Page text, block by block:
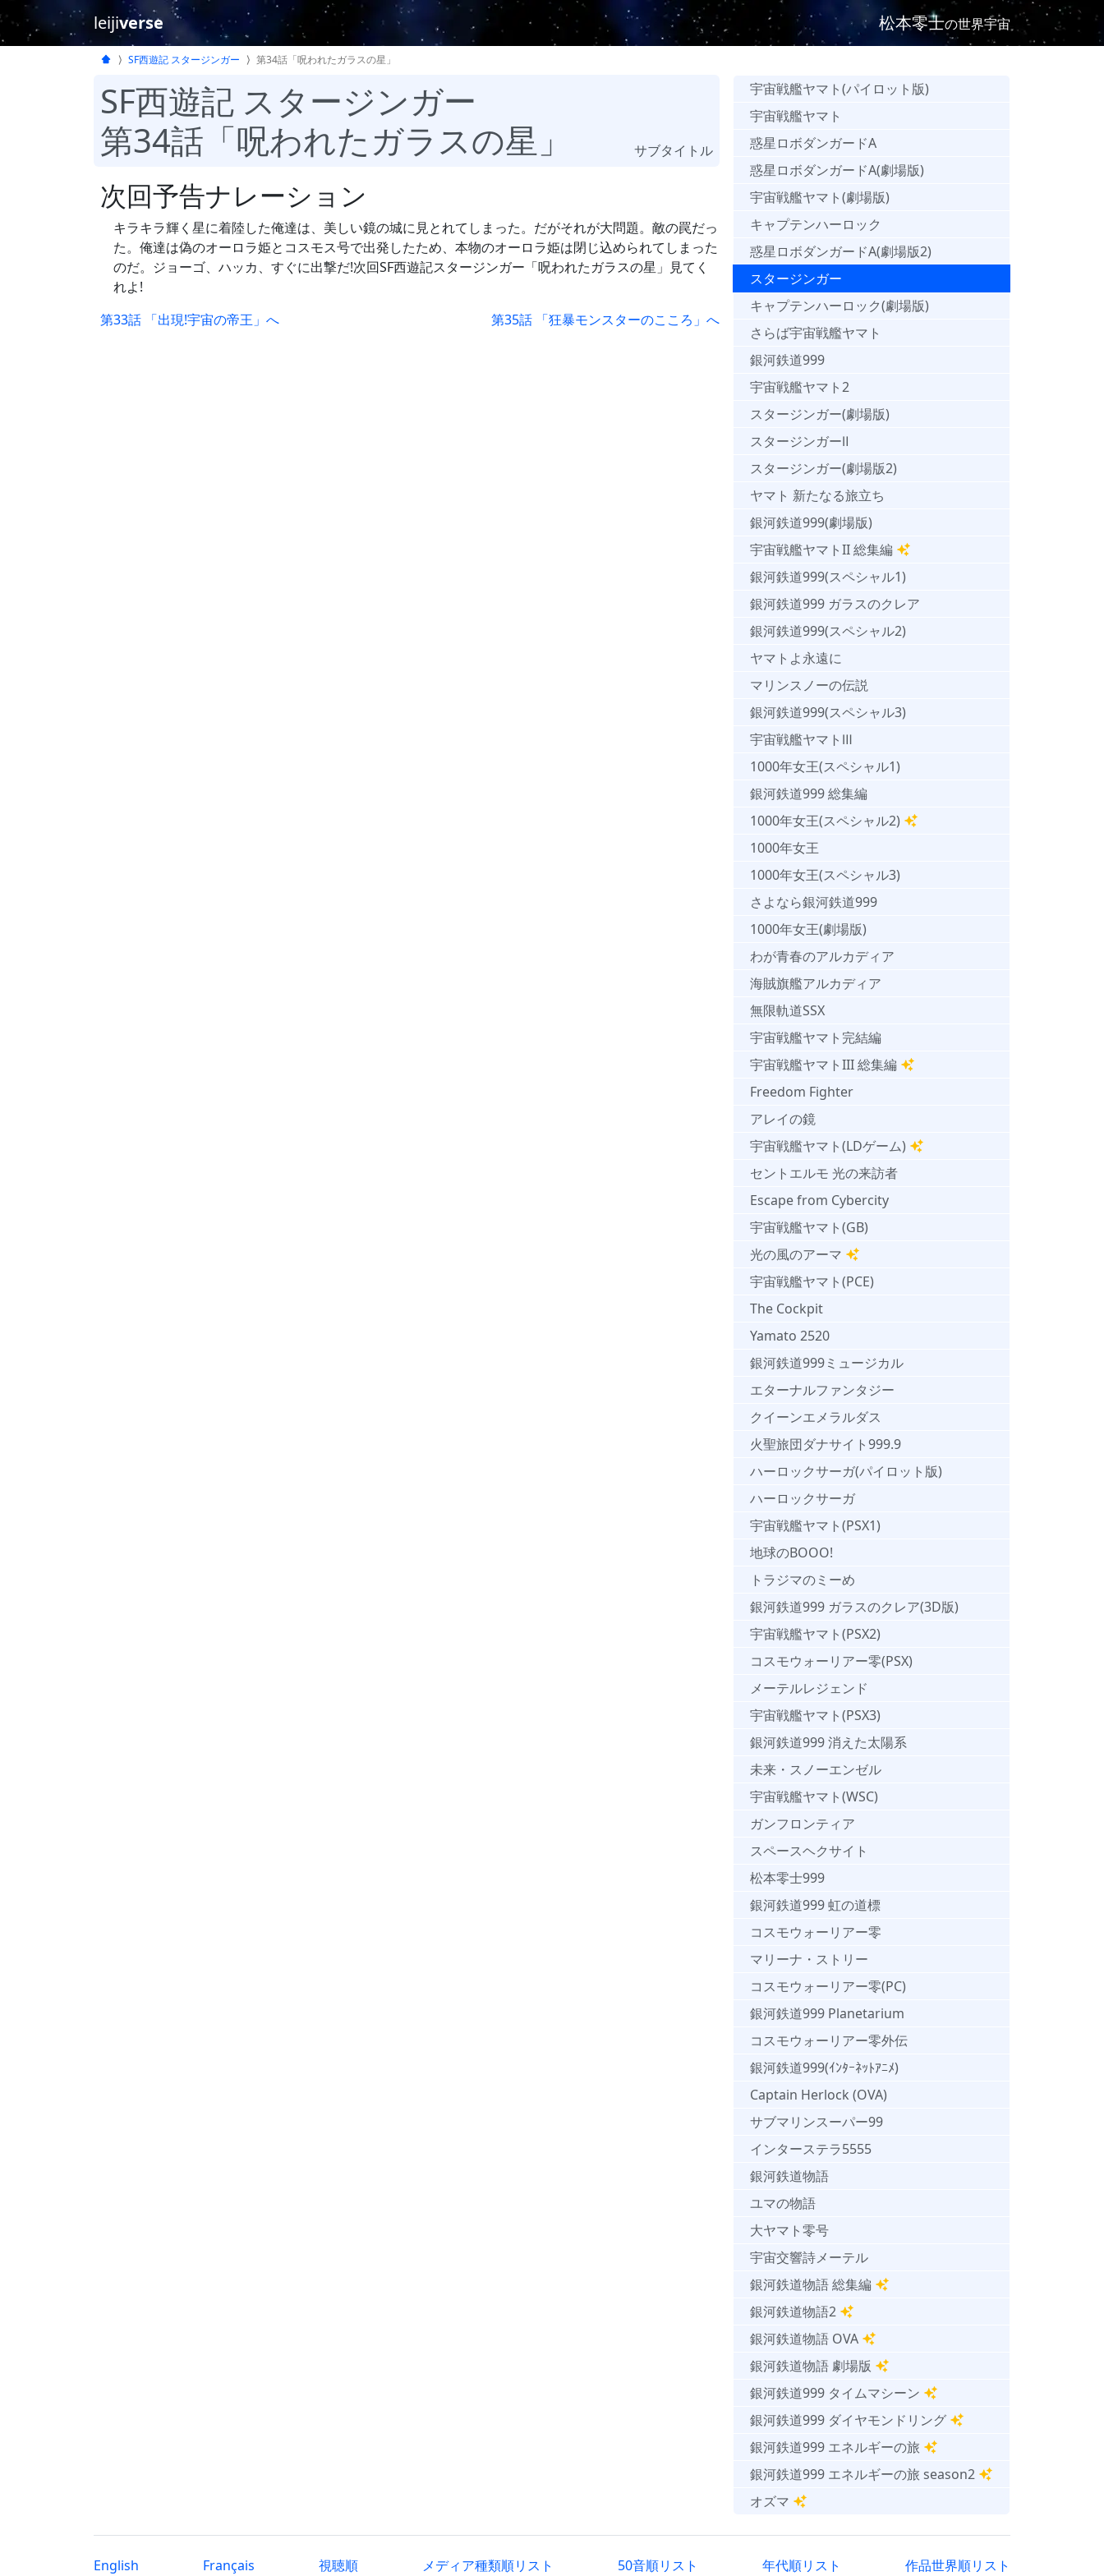
leijiverse 松本零士の世界宇宙
SF西遊記 スタージンガー 第34話「呪われたガラスの星」
SF西遊記 スタージンガー
第34話「呪われたガラスの星」
サブタイトル
次回予告ナレーション
キラキラ輝く星に着陸した俺達は、美しい鏡の城に見とれてしまった。だがそれが大問題。敵の罠だっ
た。俺達は偽のオーロラ姫とコスモス号で出発したため、本物のオーロラ姫は閉じ込められてしまった
のだ。ジョーゴ、ハッカ、すぐに出撃だ!次回SF西遊記スタージンガー「呪われたガラスの星」見てく
れよ!
第33話 「出現!宇宙の帝王」へ
第35話 「狂暴モンスターのこころ」へ
宇宙戦艦ヤマト(パイロット版)
宇宙戦艦ヤマト
惑星ロボダンガードA
惑星ロボダンガードA(劇場版)
宇宙戦艦ヤマト(劇場版)
キャプテンハーロック
惑星ロボダンガードA(劇場版2)
スタージンガー
キャプテンハーロック(劇場版)
さらば宇宙戦艦ヤマト
銀河鉄道999
宇宙戦艦ヤマト2
スタージンガー(劇場版)
スタージンガーⅡ
スタージンガー(劇場版2)
ヤマト 新たなる旅立ち
銀河鉄道999(劇場版)
宇宙戦艦ヤマトII 総集編
銀河鉄道999(スペシャル1)
銀河鉄道999 ガラスのクレア
銀河鉄道999(スペシャル2)
ヤマトよ永遠に
マリンスノーの伝説
銀河鉄道999(スペシャル3)
宇宙戦艦ヤマトⅢ
1000年女王(スペシャル1)
銀河鉄道999 総集編
1000年女王(スペシャル2)
1000年女王
1000年女王(スペシャル3)
さよなら銀河鉄道999
1000年女王(劇場版)
わが青春のアルカディア
海賊旗艦アルカディア
無限軌道SSX
宇宙戦艦ヤマト完結編
宇宙戦艦ヤマトIII 総集編
Freedom Fighter
アレイの鏡
宇宙戦艦ヤマト(LDゲーム)
セントエルモ 光の来訪者
Escape from Cybercity
宇宙戦艦ヤマト(GB)
光の風のアーマ
宇宙戦艦ヤマト(PCE)
The Cockpit
Yamato 2520
銀河鉄道999ミュージカル
エターナルファンタジー
クイーンエメラルダス
火聖旅団ダナサイト999.9
ハーロックサーガ(パイロット版)
ハーロックサーガ
宇宙戦艦ヤマト(PSX1)
地球のBOOO!
トラジマのミーめ
銀河鉄道999 ガラスのクレア(3D版)
宇宙戦艦ヤマト(PSX2)
コスモウォーリアー零(PSX)
メーテルレジェンド
宇宙戦艦ヤマト(PSX3)
銀河鉄道999 消えた太陽系
未来・スノーエンゼル
宇宙戦艦ヤマト(WSC)
ガンフロンティア
スペースヘクサイト
松本零士999
銀河鉄道999 虹の道標
コスモウォーリアー零
マリーナ・ストリー
コスモウォーリアー零(PC)
銀河鉄道999 Planetarium
コスモウォーリアー零外伝
銀河鉄道999(ｲﾝﾀｰﾈｯﾄｱﾆﾒ)
Captain Herlock (OVA)
サブマリンスーパー99
インターステラ5555
銀河鉄道物語
ユマの物語
大ヤマト零号
宇宙交響詩メーテル
銀河鉄道物語 総集編
銀河鉄道物語2
銀河鉄道物語 OVA
銀河鉄道物語 劇場版
銀河鉄道999 タイムマシーン
銀河鉄道999 ダイヤモンドリング
銀河鉄道999 エネルギーの旅
銀河鉄道999 エネルギーの旅 season2
オズマ
English Français 視聴順 メディア種類順リスト 50音順リスト 年代順リスト 作品世界順リスト